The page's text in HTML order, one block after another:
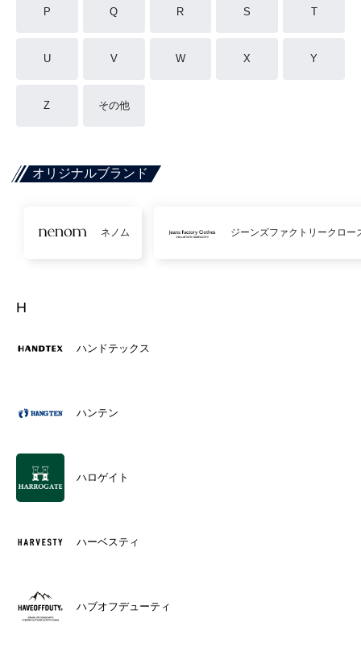
P Q R S T
U V W X Y
Z その他
オリジナルブランド
ネノム ジーンズファクトリークロー
H
ハンドテックス
ハンテン
ハロゲイト
ハーベスティ
ハブオフデューティ